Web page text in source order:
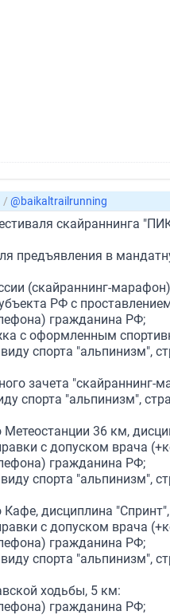
/ @baikaltrailrunning
скайраннинга
предъявления в
(скайраннинг-
РФ с
гражданина РФ;
с оформленным
спорта "альпинизм",
зачета "скайраннинг-
спорта "альпинизм",
36 км,
с допуском врача
гражданина РФ;
спорта "альпинизм",
Кафе, дисциплина
с допуском врача
гражданина РФ;
спорта "альпинизм",
ходьбы, 5 км:
гражданина РФ;